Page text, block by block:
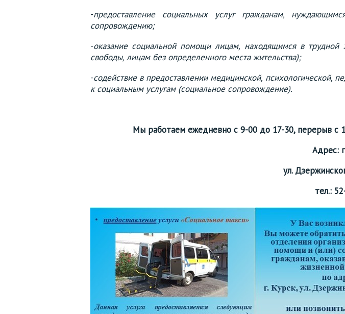
-предоставление социальных услуг гражданам,
сопровождению;
-оказание социальной помощи лицам, находящимся в
свободы, лицам без определенного места жительства);
-содействие в предоставлении медицинской, психологической,
к социальным услугам (социальное сопровождение).
Мы работаем ежедневно с 9-00 до 17-30, перерыв с
Адрес:
ул.
тел.: